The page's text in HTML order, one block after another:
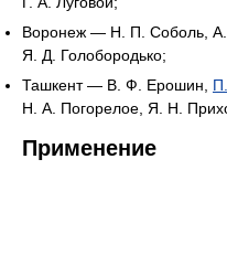
Воронеж — Н. П. Соболь,
Я. Д. Голобородько;
Ташкент — В. Ф. Ерошин,
Н. А. Погорелое, Я. Н.
Применение